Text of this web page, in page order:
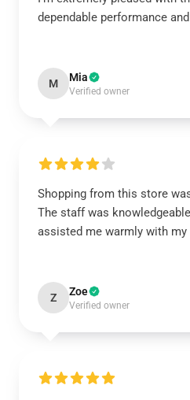
dependable performance
M Mia
Verified owner
Shopping from this store
The staff was
assisted me warmly with
Z Zoe
Verified owner